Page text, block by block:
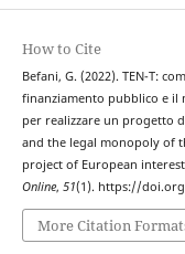
How to Cite
Befani, G. (2022). TEN-T:
finanziamento pubblico e il
per realizzare un progetto
and the legal monopoly of
project of European
Online, 51(1). https://
More Citation